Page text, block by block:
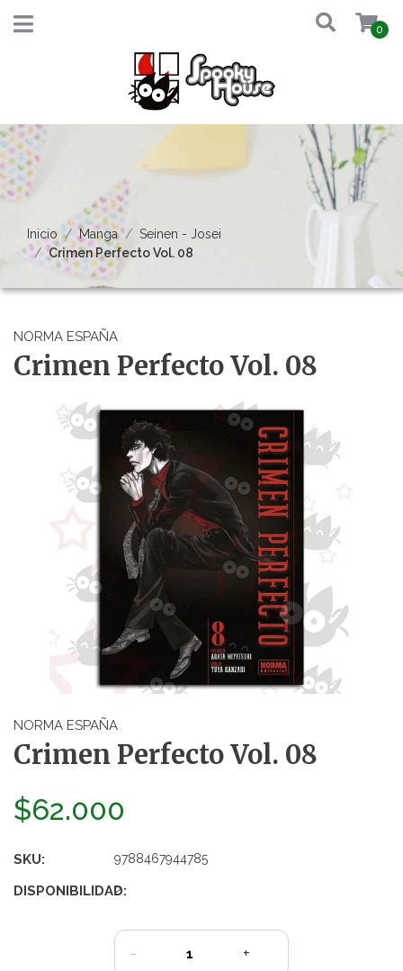
0
Inicio Manga
Seinen - Josei
Crimen Perfecto Vol. 08
NORMA ESPAÑA
Crimen Perfecto Vol. 08
NORMA ESPAÑA
Crimen Perfecto Vol. 08
$62.000
SKU: 9788467944785
DISPONIBILIDAD:
2
- +